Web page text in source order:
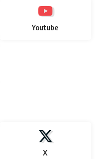
Youtube
X